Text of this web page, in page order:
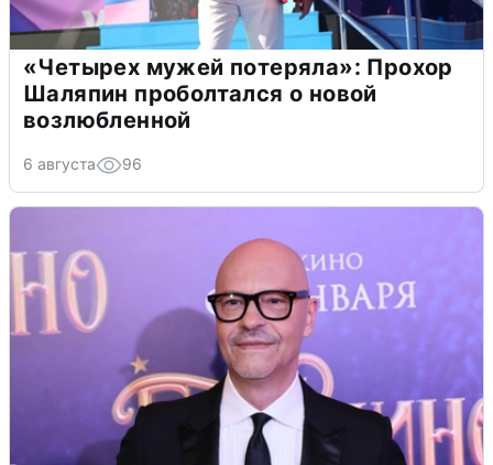
«Четырех мужей потеряла»: Прохор
Шаляпин проболтался о новой
возлюбленной
6 августа 96